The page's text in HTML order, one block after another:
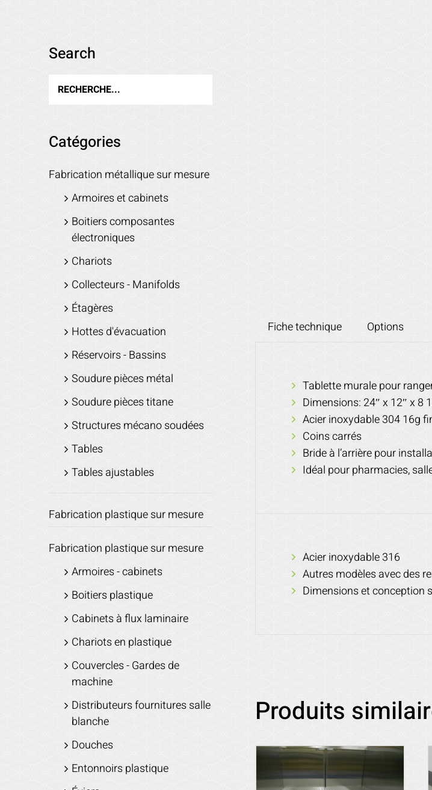
Fiche technique Options
Tablette murale pour
Dimensions: 24″ x 12″ x 8
Acier inoxydable 304 16g
Coins carrés
Bride à l’arrière pour
Idéal pour pharmacies,
Acier inoxydable 316
Autres modèles avec des
Dimensions et conception
Produits
Search
Catégories
Fabrication métallique sur mesure
Armoires et cabinets
Boitiers composantes
électroniques
Chariots
Collecteurs - Manifolds
Étagères
Hottes d'évacuation
Réservoirs - Bassins
Soudure pièces métal
Soudure pièces titane
Structures mécano soudées
Tables
Tables ajustables
Fabrication plastique sur mesure
Fabrication plastique sur mesure
Armoires - cabinets
Boitiers plastique
Cabinets à flux laminaire
Chariots en plastique
Couvercles - Gardes de
machine
Distributeurs fournitures salle
blanche
Douches
Entonnoirs plastique